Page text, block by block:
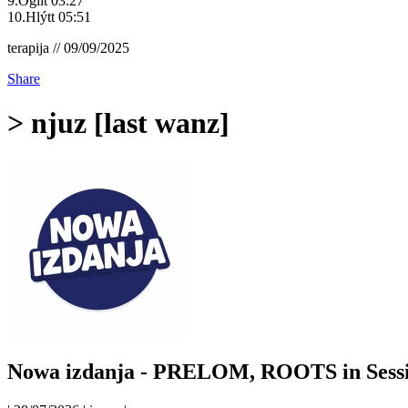
10.Hlýtt 05:51
terapija // 09/09/2025
Share
> njuz [last wanz]
Nowa izdanja - PRELOM, ROOTS in